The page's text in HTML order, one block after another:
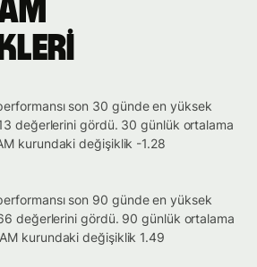
son 30 günde en yüksek
değerlerini gördü. 30 günlük ortalama
kurundaki değişiklik -1.28
son 90 günde en yüksek
değerlerini gördü. 90 günlük ortalama
kurundaki değişiklik 1.49